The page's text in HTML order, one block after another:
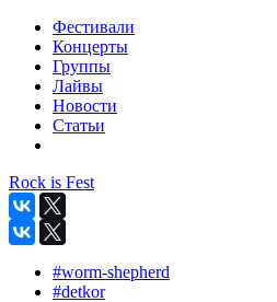
Фестивали
Концерты
Группы
Лайвы
Новости
Статьи
Rock is Fest
#worm-shepherd
#detkor